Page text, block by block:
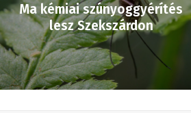
Ma kémiai szúnyoggyérítés
lesz Szekszárdon